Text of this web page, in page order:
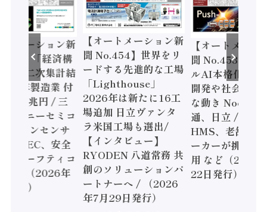
トメーション新
】「経済構
調査二次集計結
年製造業 付
額86兆円 / 三
とソニーセミコ
ジョンセンサ
/ IDEC、安全
すセーフティコ
ーラ（2026年
発行）
【オートメーション新
聞 No.454】世界をリ
ードする先進的な工場
「Lighthouse」
2026年は新たに16工
場追加 日立ヴァンタ
ラ米国工場も選出/
【インタビュー】
RYODEN 八道常務 共
創のソリューションパ
ートナーへ / （2026
年7月29日発行）
【オートメーシ
聞 No.453】フ
ルAI本格化へ
開発や社会実装
な動き Noetra
通、日立 / 兵神
HMS、老舗ポ
ーカーが挑むデ
用 など（2026
22日発行）